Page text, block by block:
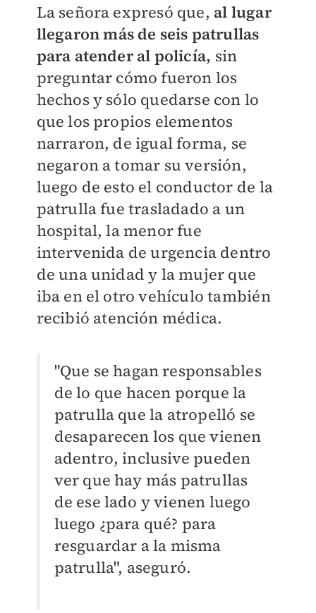
La señora expresó que, al lugar
llegaron más de seis patrullas
para atender al policía, sin
preguntar cómo fueron los
hechos y sólo quedarse con lo
que los propios elementos
narraron, de igual forma, se
negaron a tomar su versión,
luego de esto el conductor de la
patrulla fue trasladado a un
hospital, la menor fue
intervenida de urgencia dentro
de una unidad y la mujer que
iba en el otro vehículo también
recibió atención médica.
"Que se hagan responsables
de lo que hacen porque la
patrulla que la atropelló se
desaparecen los que vienen
adentro, inclusive pueden
ver que hay más patrullas
de ese lado y vienen luego
luego ¿para qué? para
resguardar a la misma
patrulla", aseguró.